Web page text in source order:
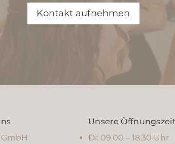
Kontakt aufnehmen
Unsere
Di: 09.00 – 18.30 Uhr